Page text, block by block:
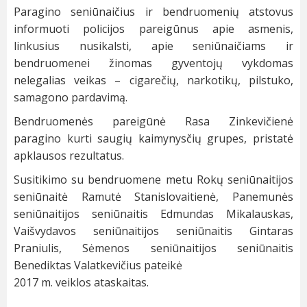
Paragino seniūnaičius ir bendruomenių atstovus
informuoti policijos pareigūnus apie asmenis,
linkusius nusikalsti, apie seniūnaičiams ir
bendruomenei žinomas gyventojų vykdomas
nelegalias veikas – cigarečių, narkotikų, pilstuko,
samagono pardavimą.
Bendruomenės pareigūnė Rasa Zinkevičienė
paragino kurti saugių kaimynysčių grupes, pristatė
apklausos rezultatus.
Susitikimo su bendruomene metu Rokų seniūnaitijos
seniūnaitė Ramutė Stanislovaitienė, Panemunės
seniūnaitijos seniūnaitis Edmundas Mikalauskas,
Vaišvydavos seniūnaitijos seniūnaitis Gintaras
Praniulis, Sėmenos seniūnaitijos seniūnaitis
Benediktas Valatkevičius pateikė
2017 m. veiklos ataskaitas.